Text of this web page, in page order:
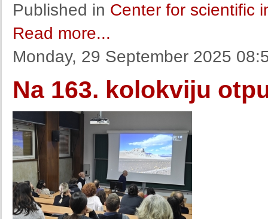
Published in Center for scientific
Read more...
Monday, 29 September 2025
Na 163. kolokviju